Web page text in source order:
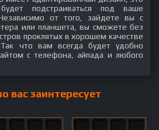
подстраиваться под ваше
от того, зайдете вы с
или планшета, вы сможете без
проклятых в хорошем качестве
что вам всегда будет удобно
с телефона, айпада и любого
вас заинтересует